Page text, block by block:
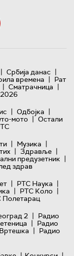
| Србија данас |
времена | Рат
| Сматрачница |
| Одбојка |
мото | Остали
| Музика |
| Здравље |
предузетник |
здрав
| РТС Наука |
| РТС Коло |
Полетарац
2 | Радио
| Радио
| Радио